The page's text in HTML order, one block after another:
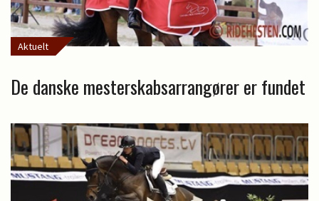
Aktuelt
De danske mesterskabsarrangører er fundet